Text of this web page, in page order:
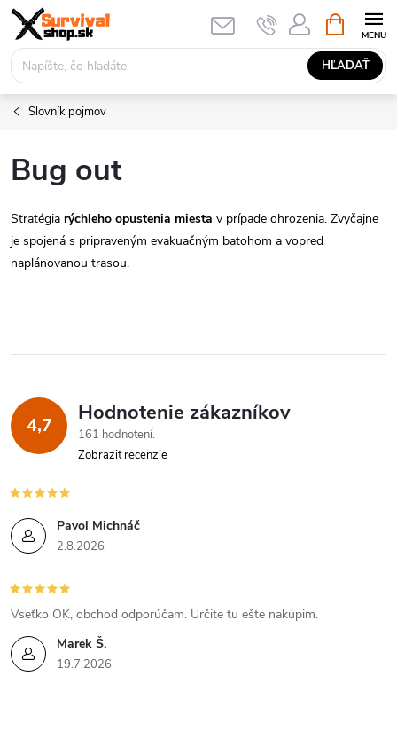
Prejsť
obsah
HĽADAŤ
KOŠÍK
Slovník pojmov
Bug out
Stratégia rýchleho opustenia miesta v prípade ohrozenia. Zvyčajne
je spojená s pripraveným evakuačným batohom a vopred
naplánovanou trasou.
4,7 Hodnotenie zákazníkov
161 hodnotení
Zobraziť recenzie
Pavol Michnáč
2.8.2026
Marek Š.
19.7.2026
Vseťko OĶ, obchod odporúčam. Určite tu ešte nakúpim.